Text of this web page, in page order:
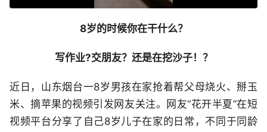
8岁的时候你在干什么？
写作业?交朋友？还是在挖沙子！？
近日，山东烟台一8岁男孩在家抢着帮父母烧火、掰玉
米、摘苹果的视频引发网友关注。网友“花开半夏”在短
视频平台分享了自己8岁儿子在家的日常，不同于同龄